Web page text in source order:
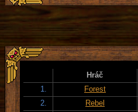
Hráč
1.
Forest
2.
Rebel